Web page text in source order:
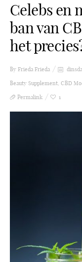
Celebs en
ban van
het
By Frieda Frieda
Beauty Supplement, CBD
Permalink
1